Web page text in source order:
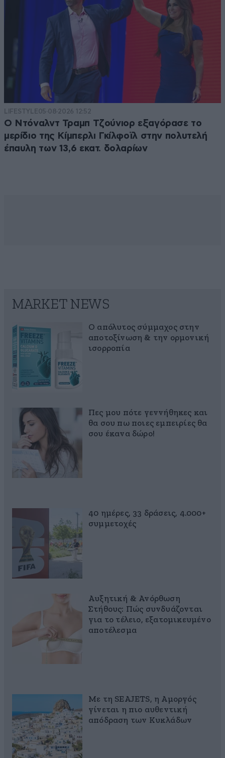
LIFESTYLE05·08·2026 12:52
Ο Ντόναλντ Τραμπ Τζούνιορ εξαγόρασε το
μερίδιο της Κίμπερλι Γκίλφοϊλ στην πολυτελή
έπαυλη των 13,6 εκατ. δολαρίων
MARKET NEWS
Ο απόλυτος σύμμαχος στην
αποτοξίνωση & την ορμονική
ισορροπία
Πες μου πότε γεννήθηκες και
θα σου πω ποιες εμπειρίες θα
σου έκανα δώρο!
40 ημέρες, 33 δράσεις, 4.000+
συμμετοχές
Αυξητική & Ανόρθωση
Στήθους: Πώς συνδυάζονται
για το τέλειο, εξατομικευμένο
αποτέλεσμα
Με τη SEAJETS, η Αμοργός
γίνεται η πιο αυθεντική
απόδραση των Κυκλάδων